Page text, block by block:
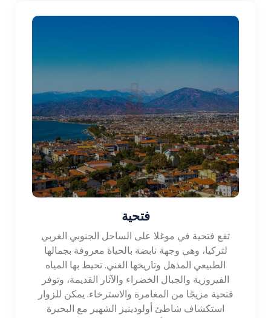
فتحية
تقع فتحية في موغلا على الساحل الجنوبي الغربي
لتركيا، وهي وجهة نابضة بالحياة معروفة بجمالها
الطبيعي المذهل وتاريخها الغني. تحيط بها المياه
الفيروزية والجبال الخضراء والآثار القديمة، وتوفر
فتحية مزيجًا من المغامرة والاسترخاء. يمكن للزوار
استكشاف شاطئ أولودينيز الشهير مع البحيرة